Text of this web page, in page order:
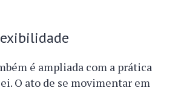
é ampliada com a prática
O ato de se movimentar em